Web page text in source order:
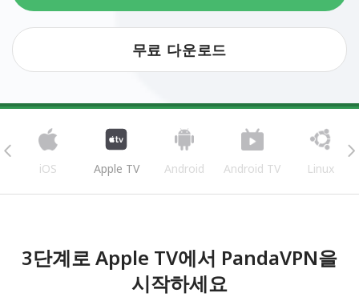
무료 다운로드
iOS Apple TV Android Android TV Linux
3단계로 Apple TV에서 PandaVPN을
시작하세요